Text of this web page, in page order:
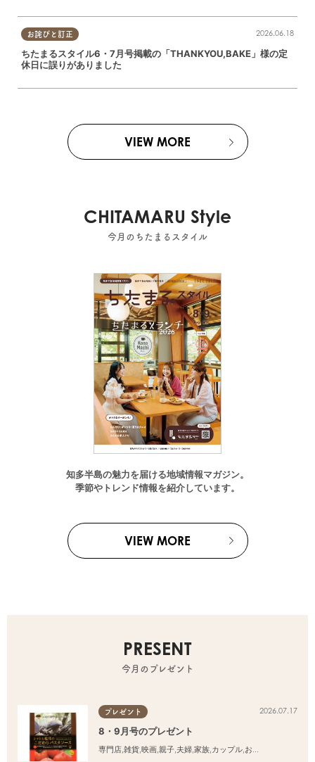
お詫びと訂正 2026.06.18
ちたまるスタイル6・7月号掲載の「THANKYOU,BAKE」様の定
休日に誤りがありました
VIEW MORE
CHITAMARU Style
今月のちたまるスタイル
知多半島の魅力を届ける地域情報マガジン。
季節やトレンド情報を紹介しています。
VIEW MORE
PRESENT
今月のプレゼント
プレゼント 2026.07.17
8・9月号のプレゼント
専門店 雑貨 映画 親子 夫婦 家族 カップル おひとりさま